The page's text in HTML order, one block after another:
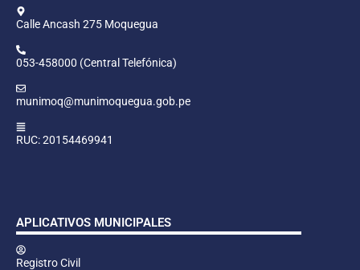
Calle Ancash 275 Moquegua
053-458000 (Central Telefónica)
munimoq@munimoquegua.gob.pe
RUC: 20154469941
APLICATIVOS MUNICIPALES
Registro Civil